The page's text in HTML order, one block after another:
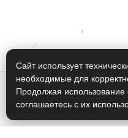
© Арт Дизайн 2026
Политика конфиденциальности
Правила использования
Сайт использует
необходимые для
Продолжая использование
соглашаетесь с их